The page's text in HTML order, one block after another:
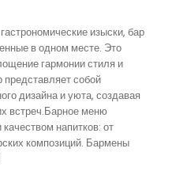
изыски, бар
в одном месте. Это
гармонии стиля и
представляет собой
дизайна и уюта, создавая
встреч.Барное меню
напитков: от
композиций. Бармены